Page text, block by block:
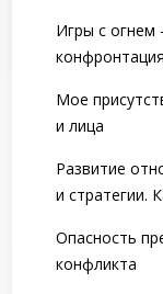
Игры с
конфронтация
Мое
и лица
Развитие
и стратегии.
Опасность
конфликта